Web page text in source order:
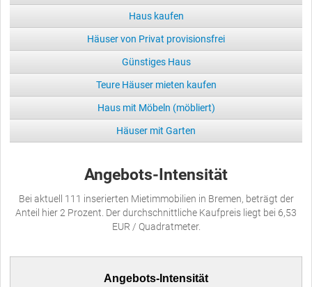
Haus kaufen
Häuser von Privat provisionsfrei
Günstiges Haus
Teure Häuser mieten kaufen
Haus mit Möbeln (möbliert)
Häuser mit Garten
Angebots-Intensität
Bei aktuell 111 inserierten Mietimmobilien in Bremen, beträgt der
Anteil hier 2 Prozent. Der durchschnittliche Kaufpreis liegt bei 6,53
EUR / Quadratmeter.
Angebots-Intensität